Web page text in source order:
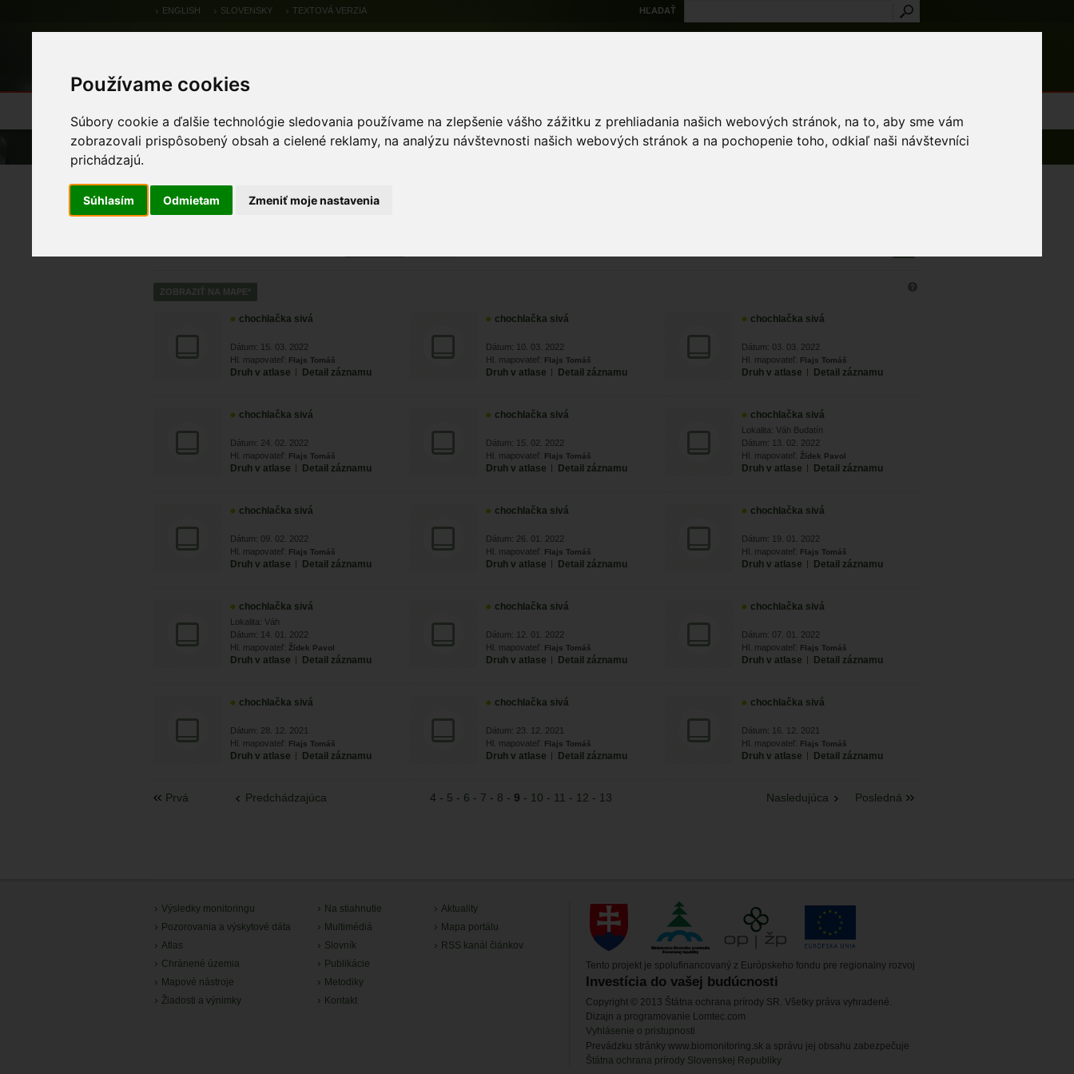
Používame cookies
Súbory cookie a ďalšie technológie sledovania používame na zlepšenie vášho zážitku z prehliadania našich webových stránok, na to, aby sme vám
zobrazovali prispôsobený obsah a cielené reklamy, na analýzu návštevnosti našich webových stránok a na pochopenie toho, odkiaľ naši návštevníci
prichádzajú.
Súhlasím Odmietam Zmeniť moje nastavenia
ENGLISH SLOVENSKY TEXTOVÁ VERZIA HĽADAŤ
Úvod Pozorovania a výskytové dáta Zoologické záznamy
Zoologické výskytové záznamy
chochlačka sivá
Dátum: 15. 03. 2022
Hl. mapovateľ: Flajs Tomáš
Druh v atlase | Detail záznamu
chochlačka sivá
Dátum: 10. 03. 2022
Hl. mapovateľ: Flajs Tomáš
Druh v atlase | Detail záznamu
chochlačka sivá
Dátum: 03. 03. 2022
Hl. mapovateľ: Flajs Tomáš
Druh v atlase | Detail záznamu
chochlačka sivá
Dátum: 24. 02. 2022
Hl. mapovateľ: Flajs Tomáš
Druh v atlase | Detail záznamu
chochlačka sivá
Dátum: 15. 02. 2022
Hl. mapovateľ: Flajs Tomáš
Druh v atlase | Detail záznamu
chochlačka sivá
Lokalita: Váh Budatín
Dátum: 13. 02. 2022
Hl. mapovateľ: Žídek Pavol
Druh v atlase | Detail záznamu
chochlačka sivá
Dátum: 09. 02. 2022
Hl. mapovateľ: Flajs Tomáš
Druh v atlase | Detail záznamu
chochlačka sivá
Dátum: 26. 01. 2022
Hl. mapovateľ: Flajs Tomáš
Druh v atlase | Detail záznamu
chochlačka sivá
Dátum: 19. 01. 2022
Hl. mapovateľ: Flajs Tomáš
Druh v atlase | Detail záznamu
chochlačka sivá
Lokalita: Váh
Dátum: 14. 01. 2022
Hl. mapovateľ: Žídek Pavol
Druh v atlase | Detail záznamu
chochlačka sivá
Dátum: 12. 01. 2022
Hl. mapovateľ: Flajs Tomáš
Druh v atlase | Detail záznamu
chochlačka sivá
Dátum: 07. 01. 2022
Hl. mapovateľ: Flajs Tomáš
Druh v atlase | Detail záznamu
chochlačka sivá
Dátum: 28. 12. 2021
Hl. mapovateľ: Flajs Tomáš
Druh v atlase | Detail záznamu
chochlačka sivá
Dátum: 23. 12. 2021
Hl. mapovateľ: Flajs Tomáš
Druh v atlase | Detail záznamu
chochlačka sivá
Dátum: 16. 12. 2021
Hl. mapovateľ: Flajs Tomáš
Druh v atlase | Detail záznamu
Prvá Predchádzajúca 4 - 5 - 6 - 7 - 8 - 9 - 10 - 11 - 12 - 13 Posledná
Nasledujúca
Výsledky monitoringu
Pozorovania a výskytové dáta
Atlas
Chránené územia
Mapové nástroje
Žiadosti a výnimky
Na stiahnutie
Multimédiá
Slovník
Publikácie
Metodiky
Kontakt
Aktuality
Mapa portálu
RSS kanál článkov
Tento projekt je spolufinancovaný z Európskeho fondu pre regionalny rozvoj
Investícia do vašej budúcnosti
Copyright © 2013 Štátna ochrana prírody SR. Všetky práva vyhradené.
Dizajn a programovanie Lomtec.com
Vyhlásenie o pristupnosti
Prevádzku stránky www.biomonitoring.sk a správu jej obsahu zabezpečuje
Štátna ochrana prírody Slovenskej Republiky